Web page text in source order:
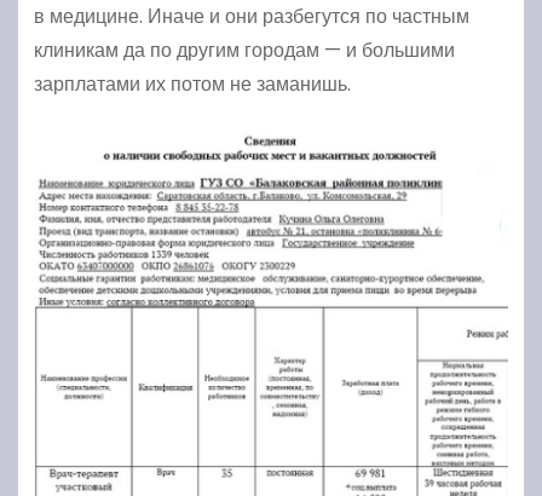
в медицине. Иначе и они разбегутся по частным
клиникам да по другим городам — и большими
зарплатами их потом не заманишь.